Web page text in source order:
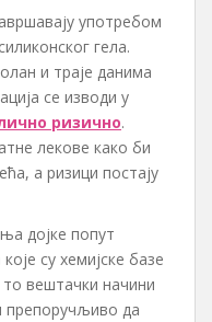
употребом
гела.
и траје данима
се изводи у
ризично.
лекове како би
а ризици постају
дојке попут
су хемијске базе
вештачки начини
препоручљиво да